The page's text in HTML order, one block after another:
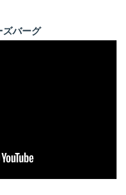
ズバーグ